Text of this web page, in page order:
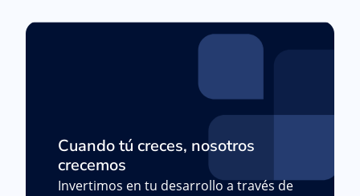
Cuando tú creces, nosotros
crecemos
Invertimos en tu desarrollo a través de